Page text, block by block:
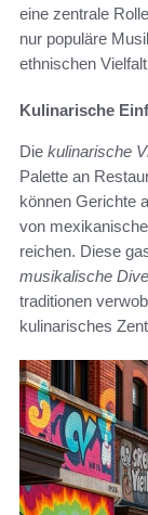
eine zentrale
nur populäre
ethnischen
Kulinarische
Die kulinarische
Palette an
können Gerichte
von
reichen. Diese
musikalische
traditionen
kulinarisches